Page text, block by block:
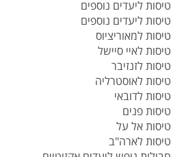
טיסות ליעדים נוספים
טיסות ליעדים נוספים
טיסות למאוריציוס
טיסות לאיי סיישל
טיסות לזנזיבר
טיסות לאוסטרליה
טיסות לדובאי
טיסות פנים
טיסות אל על
טיסות לארה"ב